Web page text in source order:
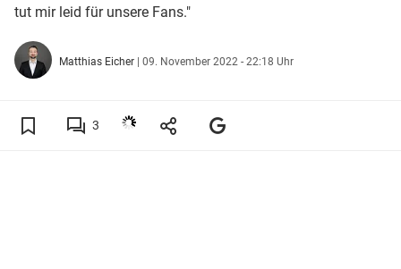
tut mir leid für unsere Fans."
Matthias Eicher | 09. November 2022 - 22:18 Uhr
3